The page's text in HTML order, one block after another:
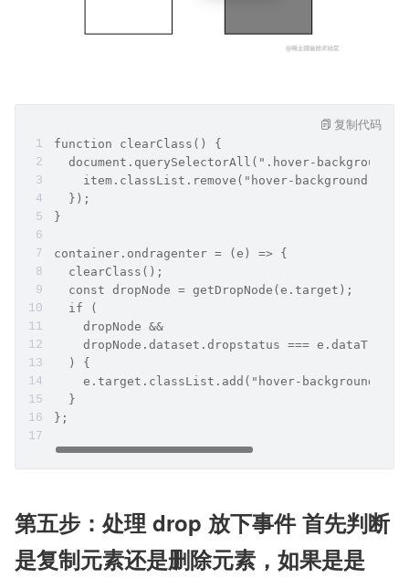
function clearClass() {
document.querySelectorAll(".hover-
    item.classList.remove("hover-background");
  });
}
container.ondragenter = (e) => {
  clearClass();
  const dropNode = getDropNode(e.target);
  if (
    dropNode &&
dropNode.dataset.dropstatus ===
  ) {
    e.target.classList.add("hover-background");
  }
};
复制代码
第五步：处理 drop 放下事件 首先判断
是复制元素还是删除元素，如果是是